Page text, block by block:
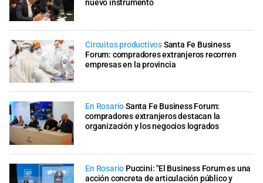
nuevo instrumento
Circuitos productivosSanta Fe Business
Forum: compradores extranjeros recorren
empresas en la provincia
En RosarioSanta Fe Business Forum:
compradores extranjeros destacan la
organización y los negocios logrados
En Rosario Puccini: "El Business Forum es una
acción concreta de articulación público y